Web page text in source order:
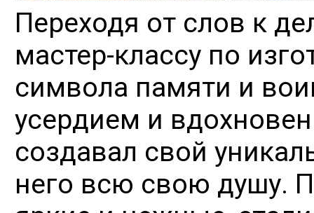
Переходя от слов к
мастер-классу по
символа памяти и
усердием и
создавал свой
него всю свою душу.